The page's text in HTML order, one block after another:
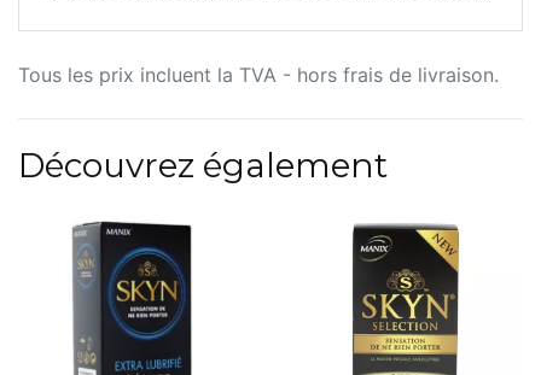
Tous les prix incluent la TVA - hors frais de livraison.
Découvrez également